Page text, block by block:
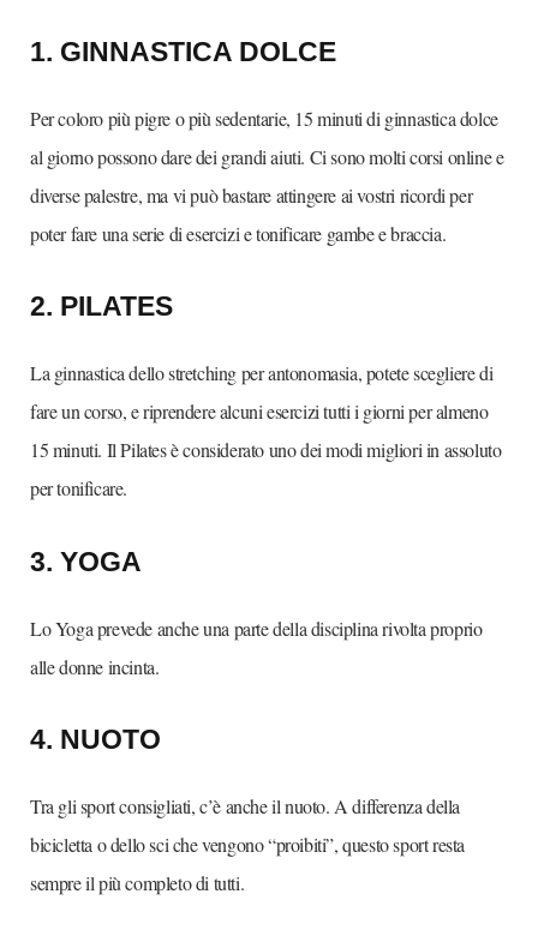
1. GINNASTICA DOLCE
Per coloro più pigre o più sedentarie, 15 minuti di ginnastica dolce
al giorno possono dare dei grandi aiuti. Ci sono molti corsi online e
diverse palestre, ma vi può bastare attingere ai vostri ricordi per
poter fare una serie di esercizi e tonificare gambe e braccia.
2. PILATES
La ginnastica dello stretching per antonomasia, potete scegliere di
fare un corso, e riprendere alcuni esercizi tutti i giorni per almeno
15 minuti. Il Pilates è considerato uno dei modi migliori in assoluto
per tonificare.
3. YOGA
Lo Yoga prevede anche una parte della disciplina rivolta proprio
alle donne incinta.
4. NUOTO
Tra gli sport consigliati, c’è anche il nuoto. A differenza della
bicicletta o dello sci che vengono “proibiti”, questo sport resta
sempre il più completo di tutti.